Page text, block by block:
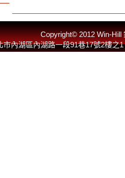
Copyright© 2012 Win-
市內湖區內湖路一段91巷17號2樓